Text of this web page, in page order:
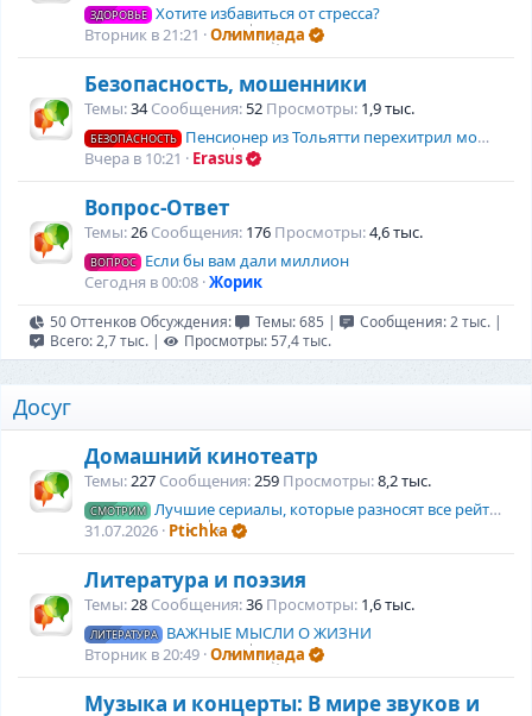
ЗДОРОВЬЕ Хотите избавиться от стресса?
Вторник в 21:21
Олимпиада
Безопасность, мошенники
Темы 34 Сообщения 52 Просмотры 1,9 тыс.
БЕЗОПАСНОСТЬ
Пенсионер из Тольятти перехитрил мошенников
Вчера в 10:21
Erasus
Вопрос-Ответ
Темы 26 Сообщения 176 Просмотры 4,6 тыс.
ВОПРОС
Если бы вам дали миллион
Сегодня в 00:08 Жорик
50 Оттенков Обсуждения: Темы: 685 | Сообщения: 2 тыс. |
Всего: 2,7 тыс. | Просмотры: 57,4 тыс.
Досуг
Домашний кинотеатр
Темы 227 Сообщения 259 Просмотры 8,2 тыс.
СМОТРИМ Лучшие сериалы, которые разносят все рейтинги прямо сейчас
31.07.2026 Ptichka
Литература и поэзия
Темы 28 Сообщения 36 Просмотры 1,6 тыс.
ЛИТЕРАТУРА
ВАЖНЫЕ МЫСЛИ О ЖИЗНИ
Вторник в 20:49 Олимпиада
Музыка и концерты: В мире звуков и